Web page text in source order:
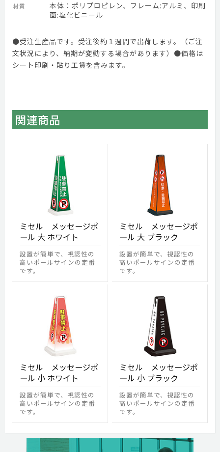
材質
本体：ポリプロピレン、フレーム:アルミ、印刷
面:塩化ビニール
●受注生産品です。受注後約１週間で出荷します。（ご注
文状況により、納期が変動する場合があります）●価格は
シート印刷・貼り工賃を含みます。
関連商品
ミセル メッセージポ
ール 大 ホワイト
設置が簡単で、視認性の
高いポールサインの定番
です。
ミセル メッセージポ
ール 大 ブラック
設置が簡単で、視認性の
高いポールサインの定番
です。
ミセル メッセージポ
ール 小 ホワイト
設置が簡単で、視認性の
高いポールサインの定番
です。
ミセル メッセージポ
ール 小 ブラック
設置が簡単で、視認性の
高いポールサインの定番
です。